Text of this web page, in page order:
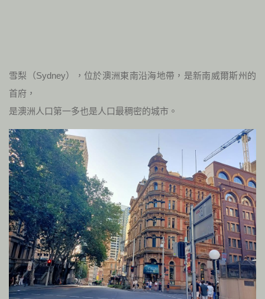
雪梨（Sydney），位於澳洲東南沿海地帶，是新南威爾斯州的
首府，
是澳洲人口第一多也是人口最稠密的城市。